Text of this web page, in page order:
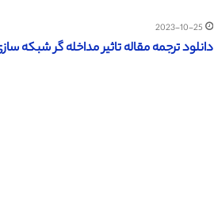
2023-10-25
دانلود ترجمه مقاله تاثیر مداخله گر شبکه